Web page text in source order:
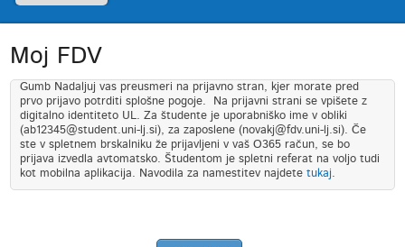
Moj FDV
Gumb Nadaljuj vas preusmeri na prijavno stran, kjer morate pred
prvo prijavo potrditi splošne pogoje. Na prijavni strani se vpišete z
digitalno identiteto UL. Za študente je uporabniško ime v obliki
(ab12345@student.uni-lj.si), za zaposlene (novakj@fdv.uni-lj.si). Če
ste v spletnem brskalniku že prijavljeni v vaš O365 račun, se bo
prijava izvedla avtomatsko. Študentom je spletni referat na voljo tudi
kot mobilna aplikacija. Navodila za namestitev najdetetukaj.